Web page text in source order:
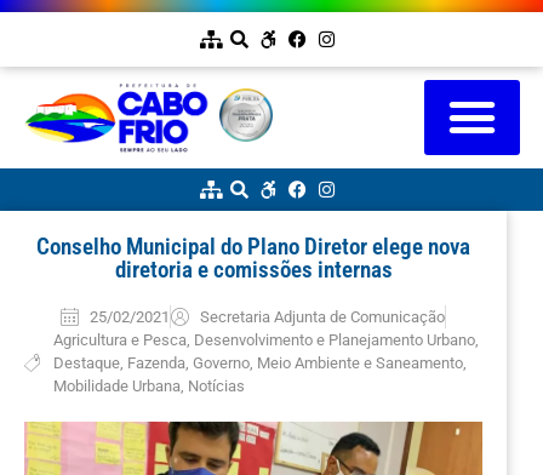
Conselho Municipal do Plano Diretor elege nova
diretoria e comissões internas
25/02/2021
Secretaria Adjunta de Comunicação
Agricultura e Pesca Desenvolvimento e Planejamento Urbano,
Destaque, Fazenda Governo, Meio Ambiente e Saneamento,
Mobilidade Urbana Notícias